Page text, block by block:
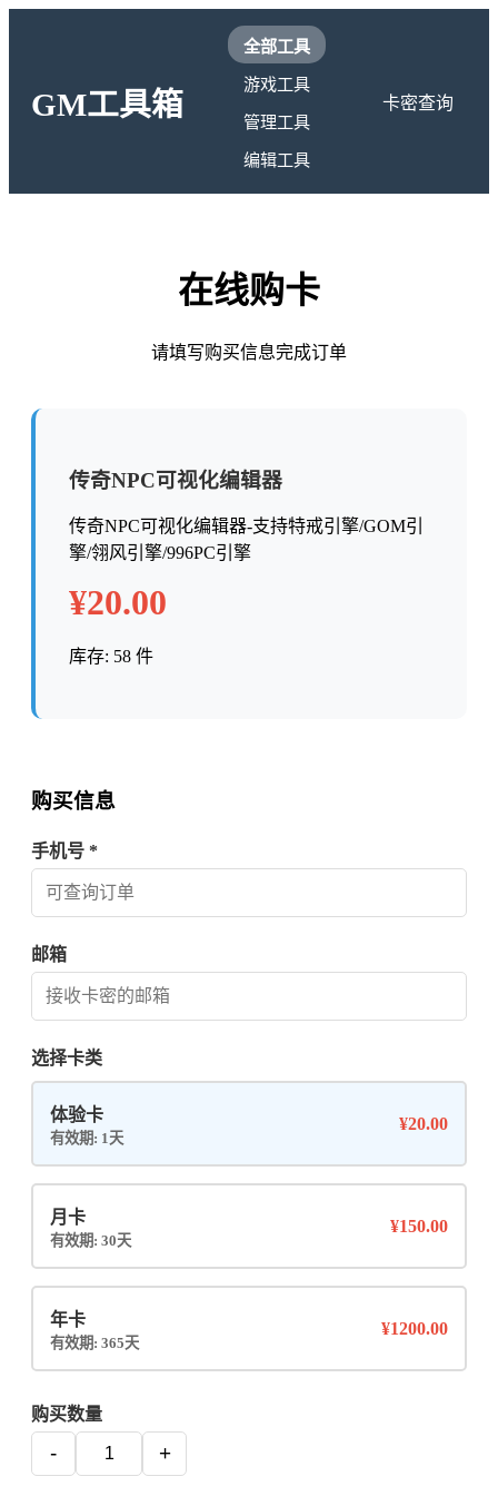
GM工具箱
全部工具
游戏工具
管理工具
编辑工具
卡密查询
在线购卡
请填写购买信息完成订单
传奇NPC可视化编辑器
传奇NPC可视化编辑器-支持特戒引擎/GOM引
擎/翎风引擎/996PC引擎
¥20.00
库存: 58 件
购买信息
手机号 *
邮箱
选择卡类
体验卡
有效期: 1天
¥20.00
月卡
有效期: 30天
¥150.00
年卡
有效期: 365天
¥1200.00
购买数量
- +